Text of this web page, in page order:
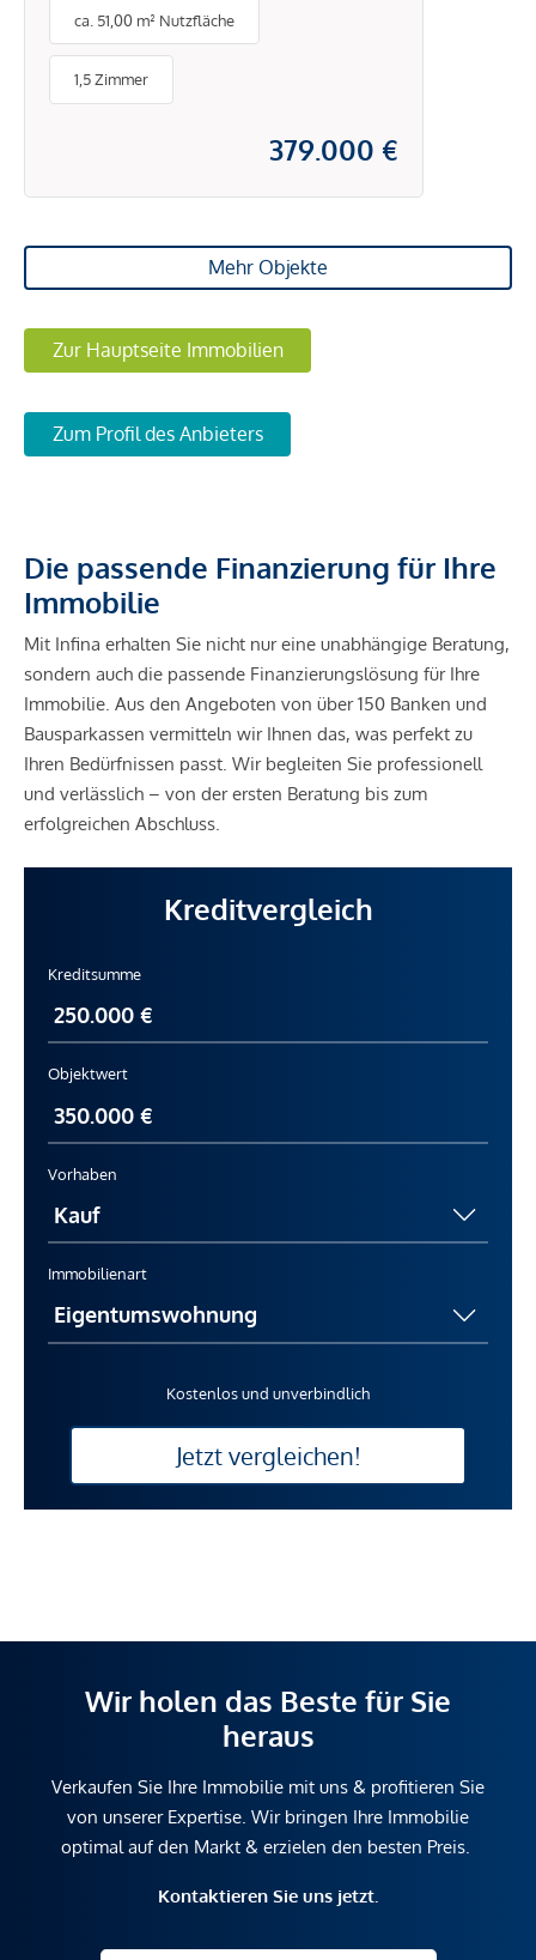
ca. 51,00 m² Nutzfläche
1,5 Zimmer
379.000 €
Mehr Objekte
Zur Hauptseite Immobilien
Zum Profil des Anbieters
Die passende Finanzierung für Ihre
Immobilie
Mit Infina erhalten Sie nicht nur eine unabhängige Beratung,
sondern auch die passende Finanzierungslösung für Ihre
Immobilie. Aus den Angeboten von über 150 Banken und
Bausparkassen vermitteln wir Ihnen das, was perfekt zu
Ihren Bedürfnissen passt. Wir begleiten Sie professionell
und verlässlich – von der ersten Beratung bis zum
erfolgreichen Abschluss.
Kreditvergleich
Kreditsumme
Objektwert
Vorhaben
Immobilienart
Kostenlos und unverbindlich
Jetzt vergleichen!
Wir holen das Beste für Sie
heraus
Verkaufen Sie Ihre Immobilie mit uns & profitieren Sie
von unserer Expertise. Wir bringen Ihre Immobilie
optimal auf den Markt & erzielen den besten Preis.
Kontaktieren Sie uns jetzt.